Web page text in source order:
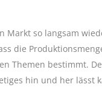
Markt so langsam
die
Themen bestimmt.
hin und her lässt